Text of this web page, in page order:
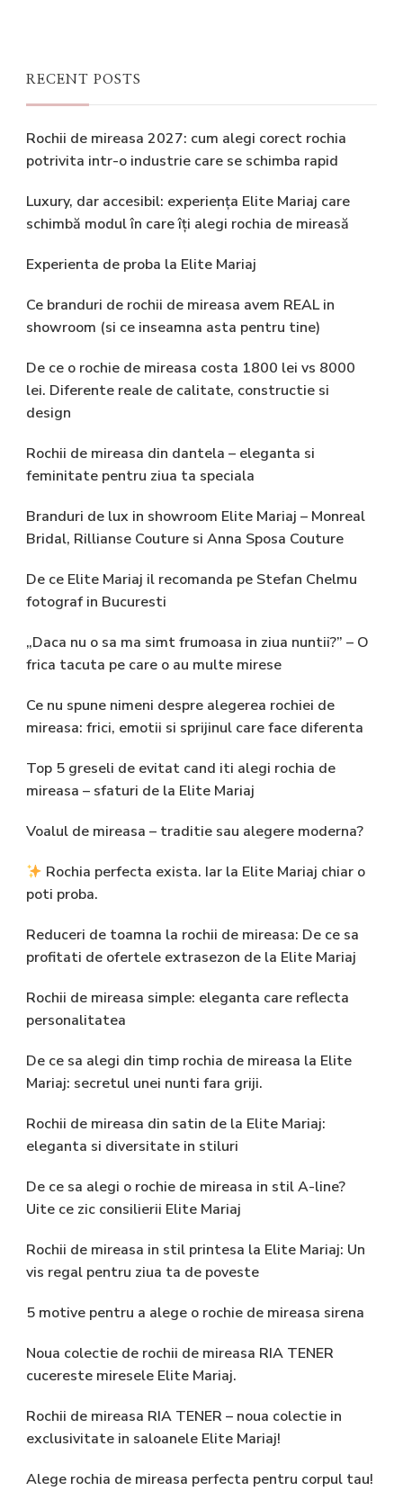
RECENT POSTS
Rochii de mireasa 2027: cum alegi corect rochia
potrivita intr-o industrie care se schimba rapid
Luxury, dar accesibil: experiența Elite Mariaj care
schimbă modul în care îți alegi rochia de mireasă
Experienta de proba la Elite Mariaj
Ce branduri de rochii de mireasa avem REAL in
showroom (si ce inseamna asta pentru tine)
De ce o rochie de mireasa costa 1800 lei vs 8000
lei. Diferente reale de calitate, constructie si
design
Rochii de mireasa din dantela – eleganta si
feminitate pentru ziua ta speciala
Branduri de lux in showroom Elite Mariaj – Monreal
Bridal, Rillianse Couture si Anna Sposa Couture
De ce Elite Mariaj il recomanda pe Stefan Chelmu
fotograf in Bucuresti
„Daca nu o sa ma simt frumoasa in ziua nuntii?” – O
frica tacuta pe care o au multe mirese
Ce nu spune nimeni despre alegerea rochiei de
mireasa: frici, emotii si sprijinul care face diferenta
Top 5 greseli de evitat cand iti alegi rochia de
mireasa – sfaturi de la Elite Mariaj
Voalul de mireasa – traditie sau alegere moderna?
Rochia perfecta exista. Iar la Elite Mariaj chiar o
poti proba.
Reduceri de toamna la rochii de mireasa: De ce sa
profitati de ofertele extrasezon de la Elite Mariaj
Rochii de mireasa simple: eleganta care reflecta
personalitatea
De ce sa alegi din timp rochia de mireasa la Elite
Mariaj: secretul unei nunti fara griji.
Rochii de mireasa din satin de la Elite Mariaj:
eleganta si diversitate in stiluri
De ce sa alegi o rochie de mireasa in stil A-line?
Uite ce zic consilierii Elite Mariaj
Rochii de mireasa in stil printesa la Elite Mariaj: Un
vis regal pentru ziua ta de poveste
5 motive pentru a alege o rochie de mireasa sirena
Noua colectie de rochii de mireasa RIA TENER
cucereste miresele Elite Mariaj.
Rochii de mireasa RIA TENER – noua colectie in
exclusivitate in saloanele Elite Mariaj!
Alege rochia de mireasa perfecta pentru corpul tau!